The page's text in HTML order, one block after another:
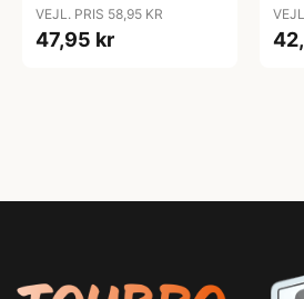
VEJL. PRIS 58,95 KR
47,95 kr